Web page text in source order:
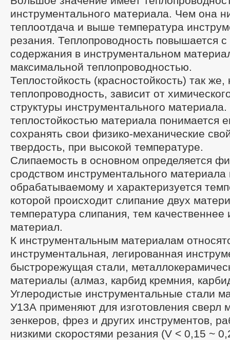
инструментального материала. Чем она
теплоотдача и выше температура
резания. Теплопроводность повышается
содержания в инструментальном
максимальной теплопроводностью.
Теплостойкость (красностойкость) так же,
теплопроводность, зависит от
структуры инструментального
теплостойкостью материала понимается
сохранять свои физико-механические
твердость, при высокой температуре.
Слипаемость в основном определяется
сродством инструментального материала
обрабатываемому и характеризуется
которой происходит слипание двух
температура слипания, тем
материал.
К инструментальным материалам
инструментальная, легированная
быстрорежущая стали,
материалы (алмаз, карбид кремния,
Углеродистые инструментальные стали
У13А применяют для изготовления сверл
зенкеров, фрез и других инструментов,
низкими скоростями резания (V < 0,15 ~